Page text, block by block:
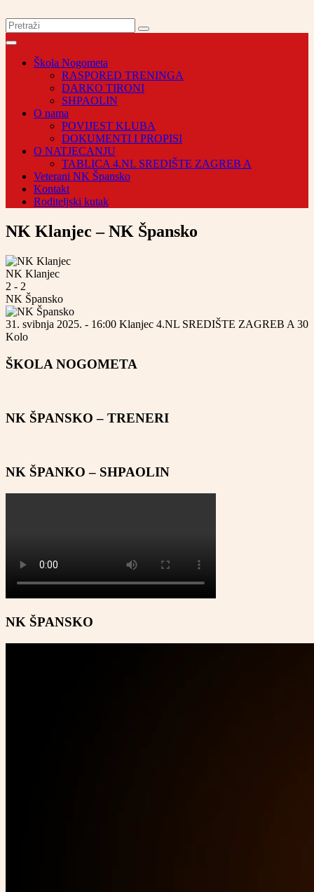
Škola Nogometa
RASPORED TRENINGA
DARKO TIRONI
SHPAOLIN
O nama
POVIJEST KLUBA
DOKUMENTI I PROPISI
O NATJECANJU
TABLICA 4.NL SREDIŠTE ZAGREB A
Veterani NK Špansko
Kontakt
Roditeljski kutak
NK Klanjec – NK Špansko
NK Klanjec
2 - 2
NK Špansko
31. svibnja 2025. - 16:00 Klanjec 4.NL SREDIŠTE ZAGREB A 30
Kolo
ŠKOLA NOGOMETA
NK ŠPANSKO – TRENERI
NK ŠPANKO – SHPAOLIN
NK ŠPANSKO